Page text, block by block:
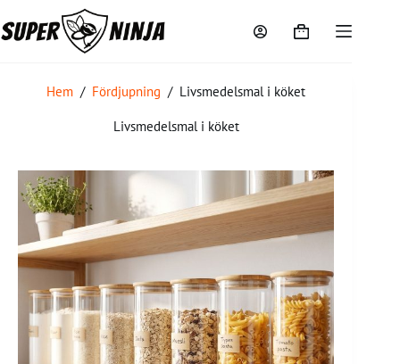
Hem / Fördjupning / Livsmedelsmal i köket
Livsmedelsmal i köket